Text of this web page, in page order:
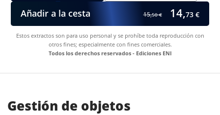
Añadir a la cesta 15,50 € 14,73 €
Estos extractos son para uso personal y se prohíbe toda reproducción con
otros fines; especialmente con fines comerciales.
Todos los derechos reservados - Ediciones ENI
Gestión de objetos